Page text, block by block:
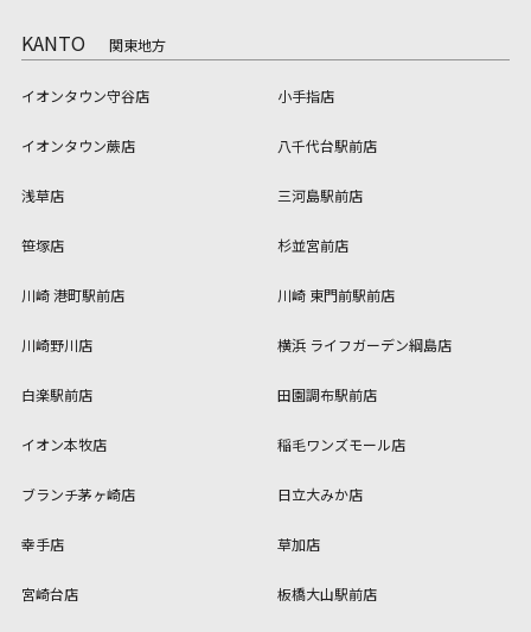
KANTO 関東地方
イオンタウン守谷店 小手指店
イオンタウン蕨店 八千代台駅前店
浅草店 三河島駅前店
笹塚店 杉並宮前店
川崎 港町駅前店 川崎 東門前駅前店
川崎野川店 横浜 ライフガーデン綱島店
白楽駅前店 田園調布駅前店
イオン本牧店 稲毛ワンズモール店
ブランチ茅ヶ崎店 日立大みか店
幸手店 草加店
宮崎台店 板橋大山駅前店